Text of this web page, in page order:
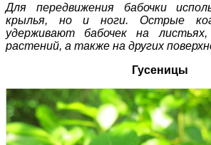
Для передвижения бабочки
крылья, но и ноги. Острые
удерживают бабочек на
растений, а также на других
Гусеницы